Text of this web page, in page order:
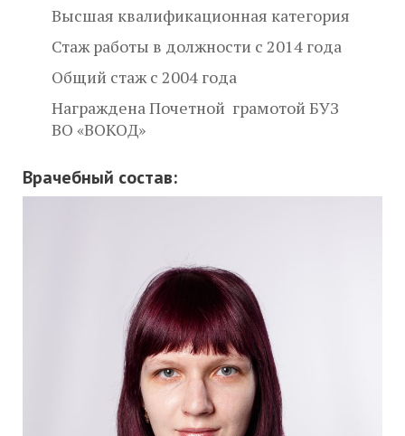
Высшая квалификационная категория
Стаж работы в должности с 2014 года
Общий стаж с 2004 года
Награждена Почетной грамотой БУЗ
ВО «ВОКОД»
Врачебный состав: